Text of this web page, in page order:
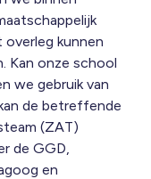
kunnen
Kan onze school
we gebruik van
de betreffende
(ZAT)
de GGD,
en